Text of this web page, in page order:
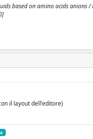
based on amino acids anions /
il layout dell'editore)